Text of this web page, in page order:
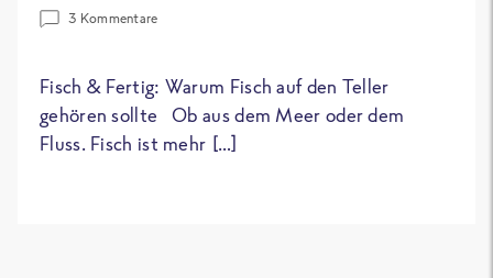
3 Kommentare
Fisch & Fertig: Warum Fisch auf den Teller
gehören sollte Ob aus dem Meer oder dem
Fluss. Fisch ist mehr […]